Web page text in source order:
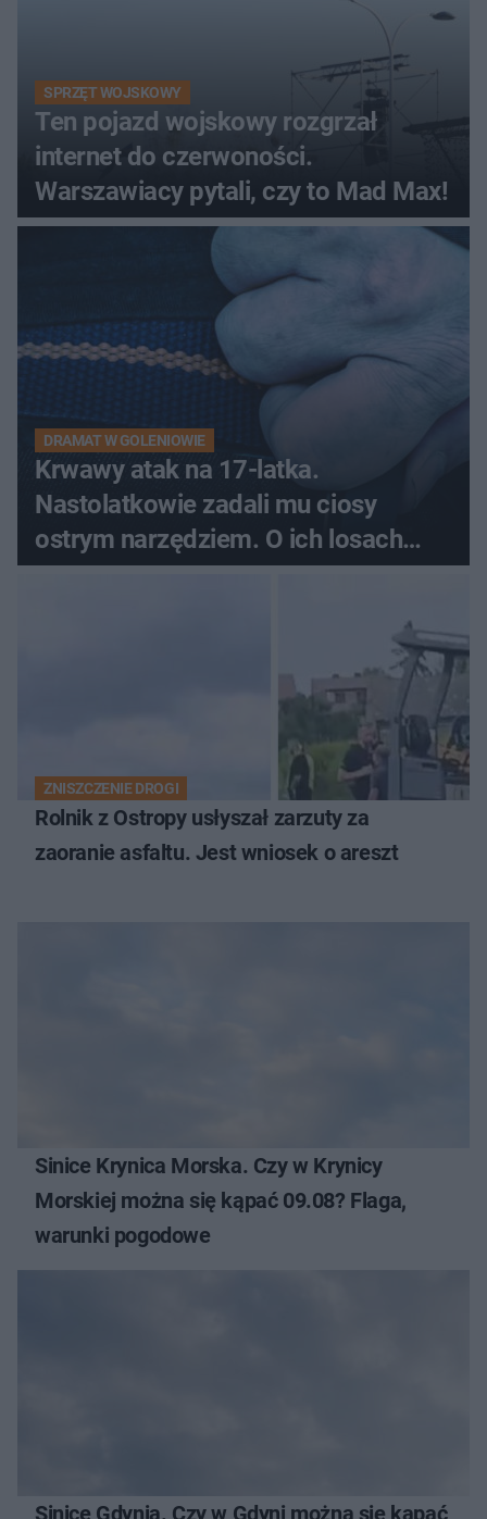
SPRZĘT WOJSKOWY
Ten pojazd wojskowy rozgrzał
internet do czerwoności.
Warszawiacy pytali, czy to Mad Max!
DRAMAT W GOLENIOWIE
Krwawy atak na 17-latka.
Nastolatkowie zadali mu ciosy
ostrym narzędziem. O ich losach
zdecyduje sąd rodzinny
ZNISZCZENIE DROGI
Rolnik z Ostropy usłyszał zarzuty za
zaoranie asfaltu. Jest wniosek o areszt
Sinice Krynica Morska. Czy w Krynicy
Morskiej można się kąpać 09.08? Flaga,
warunki pogodowe
Sinice Gdynia. Czy w Gdyni można się kąpać